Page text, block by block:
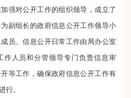
强对公开工作的组织领导，成立了
副组长的政府信息公开工作领导小
员。信息公开日常工作由局办公室
作人员和分管领导专门负责信息审
等工作，确保政府信息公开工作有
行。